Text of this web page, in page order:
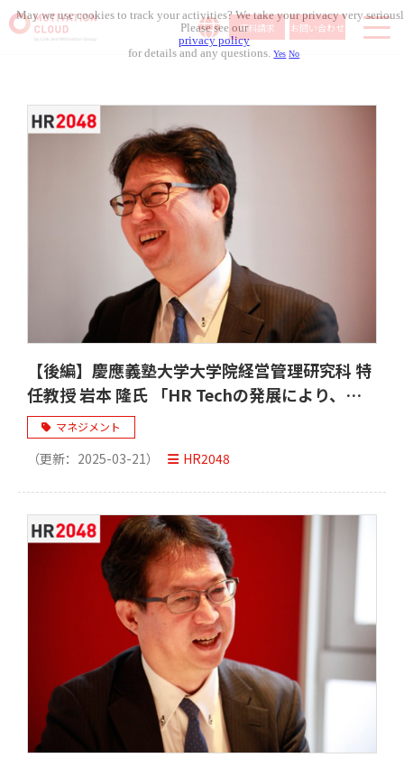
資料請求 お問い合わせ
導入事例
料金体系
無料セミナー
お役立ち資料
コラム記事
組織人事メディア
【後編】慶應義塾大学大学院経営管理研究科 特
任教授 岩本 隆氏 「HR Techの発展により、人
間はもっと自由になれる」
マネジメント
（更新： 2025-03-21） HR2048
May we use cookies to track your activities? We take your privacy very
Please see our
privacy policy
for details and any questions.Yes No